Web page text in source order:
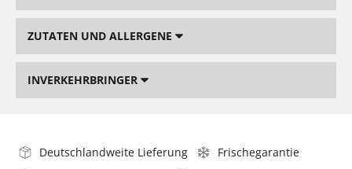
ZUTATEN UND ALLERGENE
INVERKEHRBRINGER
Deutschlandweite Lieferung
Frischegarantie